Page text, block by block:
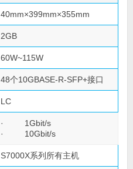
40mm×399mm×355mm
2GB
60W~115W
48个10GBASE-R-SFP+接口
LC
· 1Gbit/s
· 10Gbit/s
S7000X系列所有主机